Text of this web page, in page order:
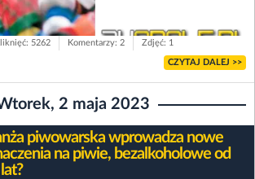
5262 Komentarzy: 2 Zdjęć: 1
CZYTAJ DALEJ >>
2 maja 2023
piwowarska wprowadza nowe
na piwie, bezalkoholowe od